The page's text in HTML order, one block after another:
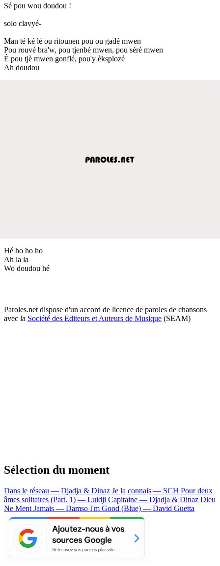
Sé pou wou doudou !
solo clavyé-
Man té ké lé ou ritounen pou ou gadé mwen
Pou rouvé bra'w, pou tjenbé mwen, pou séré mwen
É pou tjè mwen gonflé, pou'y èksplozé
Ah doudou
Hé ho ho ho
Ah la la
Wo doudou hé
Paroles.net dispose d'un accord de licence de paroles de chansons
avec la Société des Editeurs et Auteurs de Musique (SEAM)
Sélection du moment
Dans le réseau — Djadja & Dinaz Je la connais — SCH Pour deux
âmes solitaires (Part. 1) — Luidji Capitaine — Djadja & Dinaz Dieu
Ne Ment Jamais — Damso I'm Good (Blue) — David Guetta